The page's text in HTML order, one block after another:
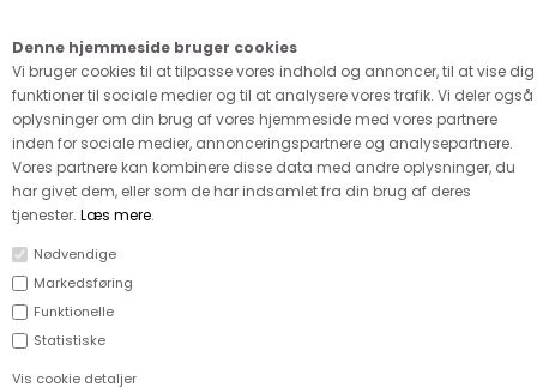
Denne hjemmeside bruger cookies
Vi bruger cookies til at tilpasse vores indhold og annoncer, til at vise dig
funktioner til sociale medier og til at analysere vores trafik. Vi deler også
oplysninger om din brug af vores hjemmeside med vores partnere
inden for sociale medier, annonceringspartnere og analysepartnere.
Vores partnere kan kombinere disse data med andre oplysninger, du
har givet dem, eller som de har indsamlet fra din brug af deres
tjenester. Læs mere.
Nødvendige
Markedsføring
Funktionelle
Statistiske
Vis cookie detaljer
FORSIDE›VÆVET STOF